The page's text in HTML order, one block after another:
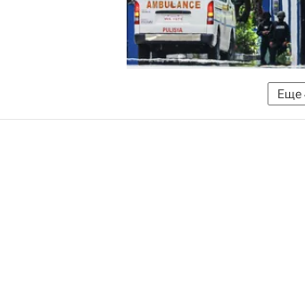
Еще
Федеральная служба по надзору в сфере защиты прав потребителей и благополучия человека (Роспотребнадзор)